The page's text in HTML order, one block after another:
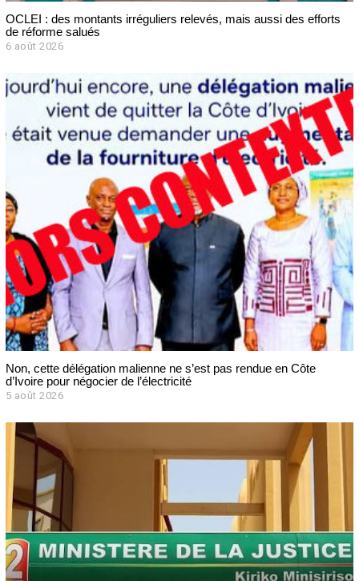
OCLEI : des montants irréguliers relevés, mais aussi des efforts
de réforme salués
6 août 2026
Non, cette délégation malienne ne s’est pas rendue en Côte
d’Ivoire pour négocier de l’électricité
5 août 2026